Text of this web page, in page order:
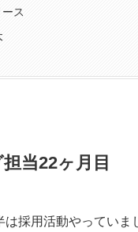
ス
当22ヶ月目
採用活動やっていま